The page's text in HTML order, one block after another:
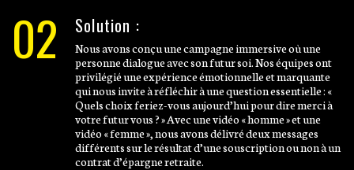
02 Solution :
Nous avons conçu une campagne immersive où une
personne dialogue avec son futur soi. Nos équipes ont
privilégié une expérience émotionnelle et marquante
qui nous invite à réfléchir à une question essentielle : «
Quels choix feriez-vous aujourd’hui pour dire merci à
votre futur vous ? » Avec une vidéo « homme » et une
vidéo « femme », nous avons délivré deux messages
différents sur le résultat d’une souscription ou non à un
contrat d’épargne retraite.